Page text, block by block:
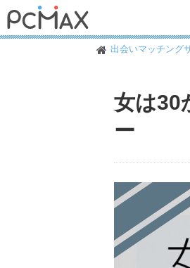
出会いマッチング
女は30
ー